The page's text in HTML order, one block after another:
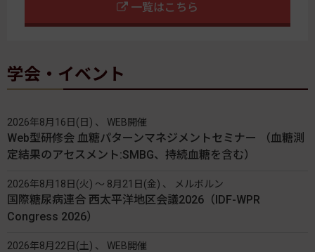
一覧はこちら
学会・イベント
2026年8月16日(日) 、 WEB開催
Web型研修会 血糖パターンマネジメントセミナー （血糖測
定結果のアセスメント:SMBG、持続血糖を含む）
2026年8月18日(火) 〜 8月21日(金) 、 メルボルン
国際糖尿病連合 西太平洋地区会議2026（IDF-WPR
Congress 2026）
2026年8月22日(土) 、 WEB開催